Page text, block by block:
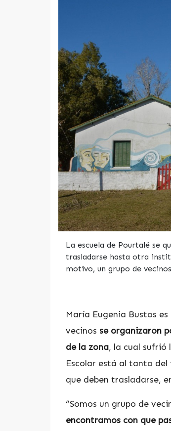
La escuela de Pourtalé se
trasladarse hasta otra
motivo, un grupo de
María Eugenia Bustos
vecinos se organizaron
de la zona, la cual sufrió
Escolar está al tanto
que deben trasladarse,
“Somos un grupo de
encontramos con que